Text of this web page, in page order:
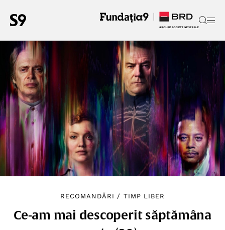
RECOMANDĂRI / TIMP LIBER
Ce-am mai descoperit săptămâna